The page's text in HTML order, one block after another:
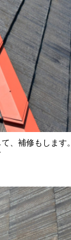
、補修もします。